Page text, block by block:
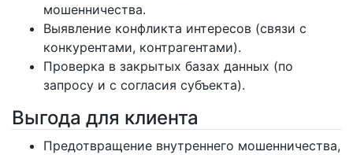
мошенничества.
Выявление конфликта интересов (связи с
конкурентами, контрагентами).
Проверка в закрытых базах данных (по
запросу и с согласия субъекта).
Выгода для клиента
Предотвращение внутреннего мошенничества,